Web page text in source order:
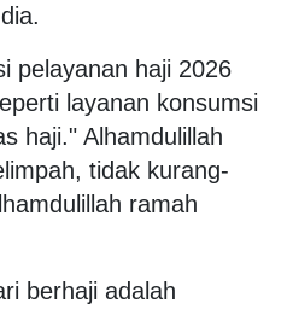
pelayanan haji 2026
layanan konsumsi
haji." Alhamdulillah
tidak kurang-
ramah
berhaji adalah